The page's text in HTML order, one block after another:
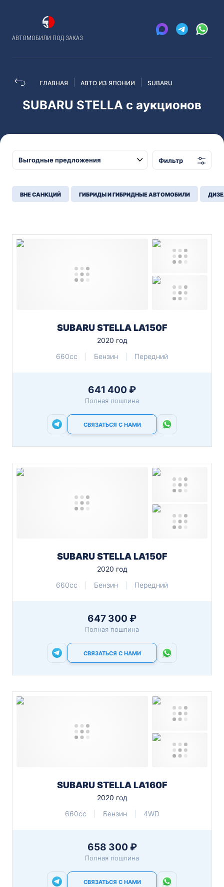
АВТОМОБИЛИ ПОД ЗАКАЗ
ГЛАВНАЯ АВТО ИЗ ЯПОНИИ SUBARU
SUBARU STELLA с аукционов
Фильтр
ВНЕ САНКЦИЙ ГИБРИДЫ И ГИБРИДНЫЕ АВТОМОБИЛИ
SUBARU STELLA LA150F
2020 год
660cc
Бензин Передний
641 400 ₽
Полная пошлина
СВЯЗАТЬСЯ С НАМИ
SUBARU STELLA LA150F
2020 год
660cc
Бензин Передний
647 300 ₽
Полная пошлина
СВЯЗАТЬСЯ С НАМИ
SUBARU STELLA LA160F
2020 год
660cc
Бензин 4WD
658 300 ₽
Полная пошлина
СВЯЗАТЬСЯ С НАМИ